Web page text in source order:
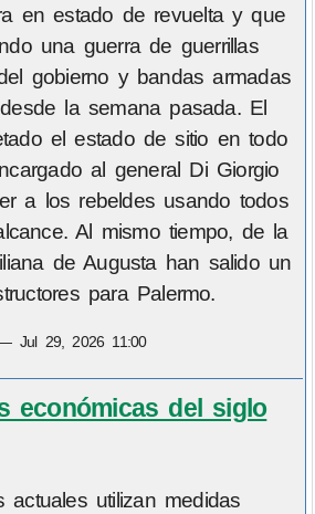
en estado de revuelta y que
una guerra de guerrillas
gobierno y bandas armadas
la semana pasada. El
el estado de sitio en todo
al general Di Giorgio
a los rebeldes usando todos
Al mismo tiempo, de la
de Augusta han salido un
para Palermo.
Jul 29, 2026 11:00
económicas del siglo
actuales utilizan medidas